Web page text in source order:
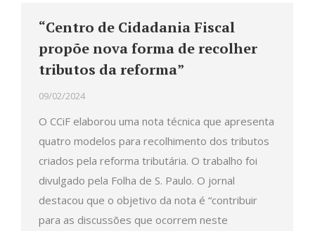
“Centro de Cidadania Fiscal
propõe nova forma de recolher
tributos da reforma”
09/02/2024
O CCiF elaborou uma nota técnica que apresenta
quatro modelos para recolhimento dos tributos
criados pela reforma tributária. O trabalho foi
divulgado pela Folha de S. Paulo. O jornal
destacou que o objetivo da nota é “contribuir
para as discussões que ocorrem neste